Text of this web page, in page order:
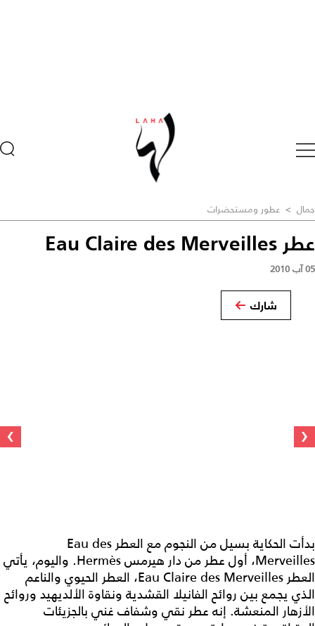
جمال > عطور ومستحضرات
عطر Eau Claire des Merveilles
05 آب 2010
شارك
‹
›
بدأت الحكاية بسيل من النجوم مع العطر Eau des
Merveilles، أول عطر من دار هيرمس Hermès. واليوم، يأتي
العطر Eau Claire des Merveilles، العطر الحيوي والناعم
الذي يجمع بين روائح الفانيلا القشدية ونقاوة الألديهيد وروائح
الأزهار المنعشة. إنه عطر نقي وشفاف غني بالجزيئات